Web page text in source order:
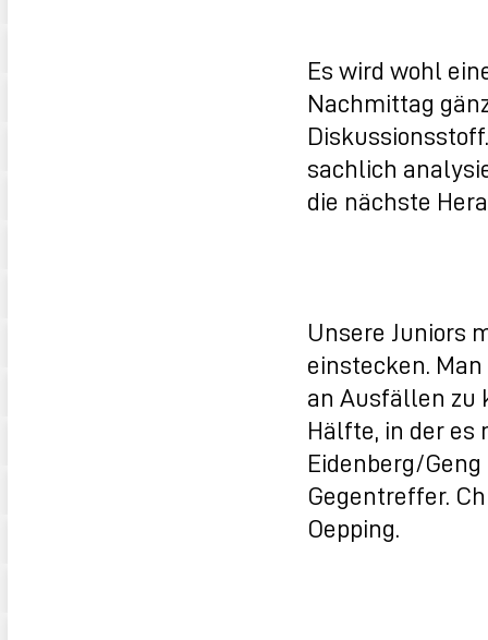
Es wird wohl
Nachmittag
sachlich
die nächste
Unsere Juniors
einstecken.
an Ausfällen zu
Hälfte, in der es
Eidenberg/
Gegentreffer.
Oepping.